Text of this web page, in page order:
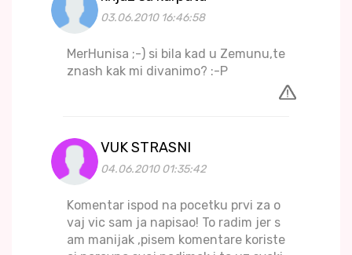
03.06.2010 16:46:58
MerHunisa ;-) si bila kad u Zemunu,te
znash kak mi divanimo? :-P
VUK STRASNI
04.06.2010 01:35:42
Komentar ispod na pocetku prvi za o
vaj vic sam ja napisao! To radim jer s
am manijak ,pisem komentare koriste